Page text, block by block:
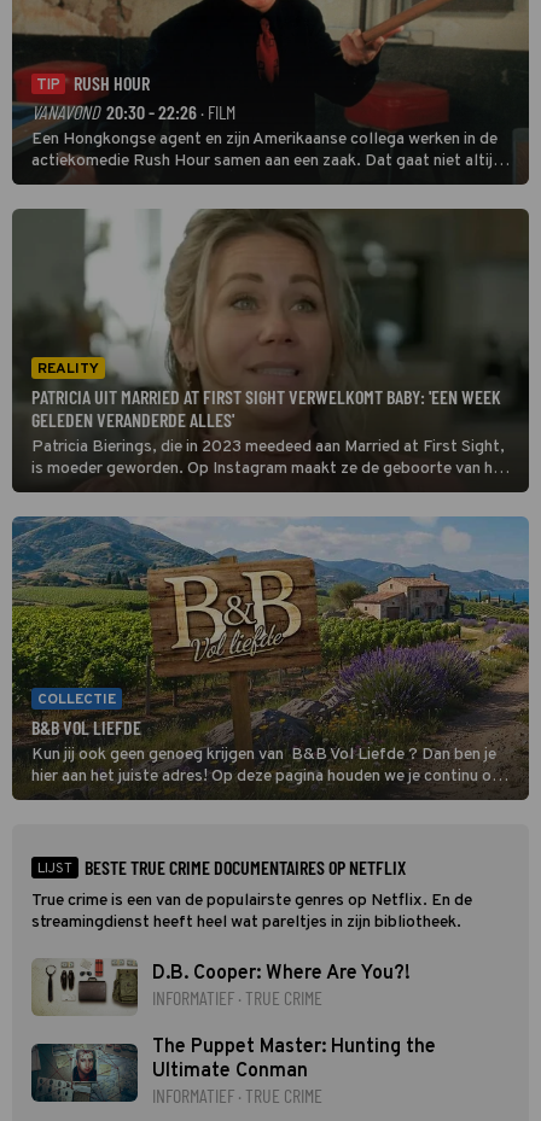
TIP
RUSH HOUR
VANAVOND 20:30 - 22:26 · FILM
Een Hongkongse agent en zijn Amerikaanse collega werken in de
actiekomedie Rush Hour samen aan een zaak. Dat gaat niet altijd
van een leien dakje.
REALITY
PATRICIA UIT MARRIED AT FIRST SIGHT VERWELKOMT BABY: 'EEN WEEK
GELEDEN VERANDERDE ALLES'
Patricia Bierings, die in 2023 meedeed aan Married at First Sight,
is moeder geworden. Op Instagram maakt ze de geboorte van haar
dochter bekend.
COLLECTIE
B&B VOL LIEFDE
Kun jij ook geen genoeg krijgen van B&B Vol Liefde ? Dan ben je
hier aan het juiste adres! Op deze pagina houden we je continu op
de hoogte van al het nieuws over de datingshow.
LIJST BESTE TRUE CRIME DOCUMENTAIRES OP NETFLIX
True crime is een van de populairste genres op Netflix. En de
streamingdienst heeft heel wat pareltjes in zijn bibliotheek.
D.B. Cooper: Where Are You?!
INFORMATIEF · TRUE CRIME
The Puppet Master: Hunting the
Ultimate Conman
INFORMATIEF · TRUE CRIME